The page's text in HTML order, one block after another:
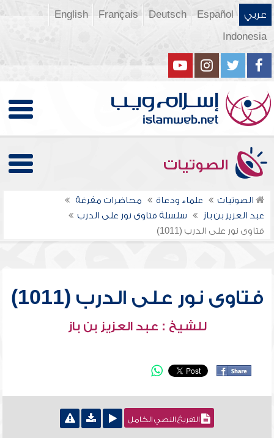
عربي Español
Deutsch
Français
English
Indonesia
الصوتيات
الصوتيات علماء ودعاة
محاضرات مفرغة
عبد العزيز بن باز
سلسلة فتاوى نور على الدرب
فتاوى نور على الدرب (1011)
فتاوى نور على الدرب (1011)
للشيخ : عبد العزيز بن باز
التفريغ النصي الكامل